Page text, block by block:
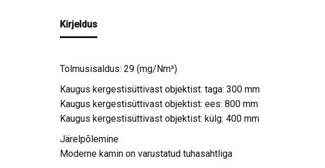
Kirjeldus
Tolmusisaldus: 29 (mg/Nm³)
Kaugus kergestisüttivast objektist: taga: 300 mm
Kaugus kergestisüttivast objektist: ees: 800 mm
Kaugus kergestisüttivast objektist: külg: 400 mm
Järelpõlemine
Moderne kamin on varustatud tuhasahtliga